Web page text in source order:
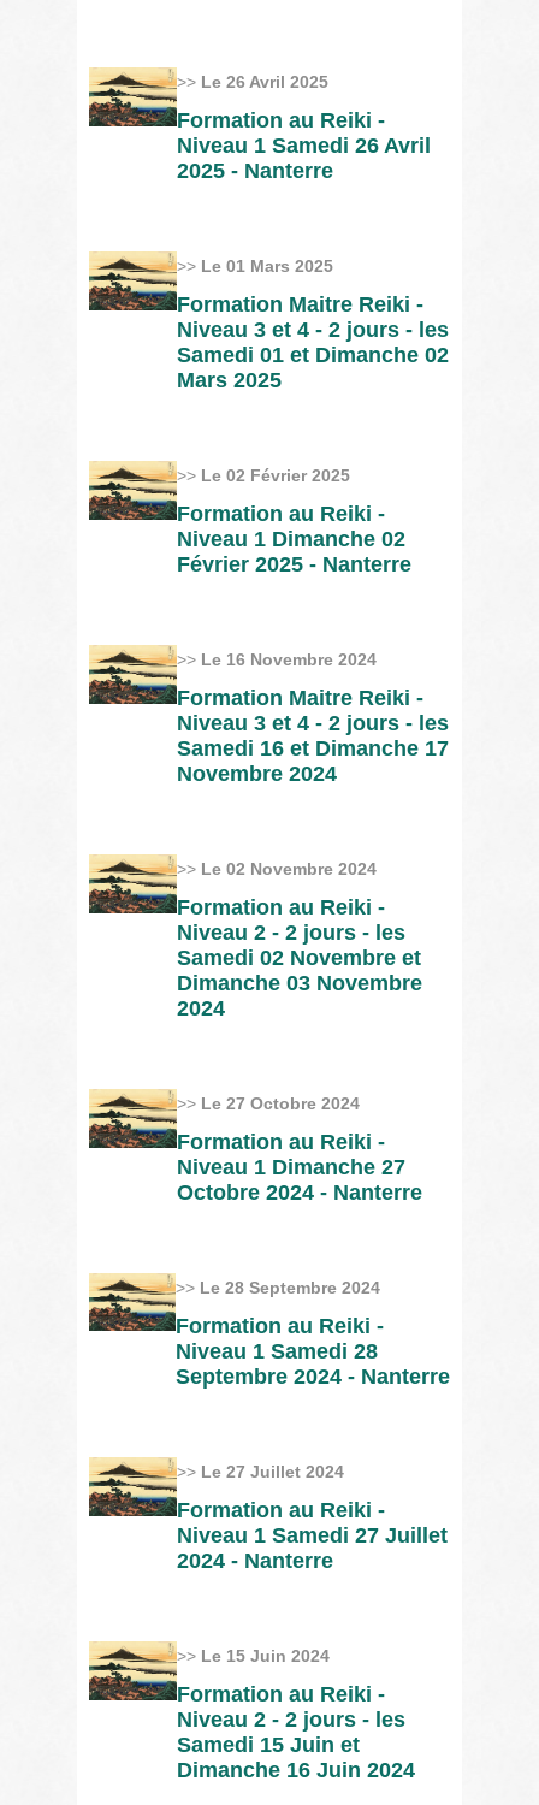
>> Le 26 Avril 2025
Formation au Reiki -
Niveau 1 Samedi 26 Avril
2025 - Nanterre
>> Le 01 Mars 2025
Formation Maitre Reiki -
Niveau 3 et 4 - 2 jours - les
Samedi 01 et Dimanche 02
Mars 2025
>> Le 02 Février 2025
Formation au Reiki -
Niveau 1 Dimanche 02
Février 2025 - Nanterre
>> Le 16 Novembre 2024
Formation Maitre Reiki -
Niveau 3 et 4 - 2 jours - les
Samedi 16 et Dimanche 17
Novembre 2024
>> Le 02 Novembre 2024
Formation au Reiki -
Niveau 2 - 2 jours - les
Samedi 02 Novembre et
Dimanche 03 Novembre
2024
>> Le 27 Octobre 2024
Formation au Reiki -
Niveau 1 Dimanche 27
Octobre 2024 - Nanterre
>> Le 28 Septembre 2024
Formation au Reiki -
Niveau 1 Samedi 28
Septembre 2024 - Nanterre
>> Le 27 Juillet 2024
Formation au Reiki -
Niveau 1 Samedi 27 Juillet
2024 - Nanterre
>> Le 15 Juin 2024
Formation au Reiki -
Niveau 2 - 2 jours - les
Samedi 15 Juin et
Dimanche 16 Juin 2024